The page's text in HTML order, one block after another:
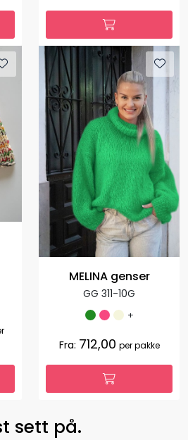
MELINA genser
GG 311-10G
+
Fra: 712,00 per pakke
sett på.